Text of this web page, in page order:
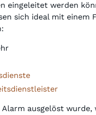
eingeleitet werden
sich ideal mit einem
Alarm ausgelöst wurde,